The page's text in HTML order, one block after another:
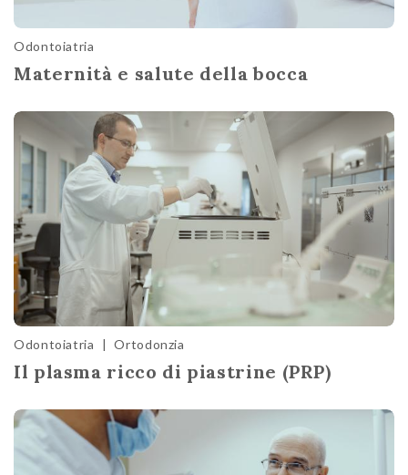
Odontoiatria
Maternità e salute della bocca
Odontoiatria | Ortodonzia
Il plasma ricco di piastrine (PRP)